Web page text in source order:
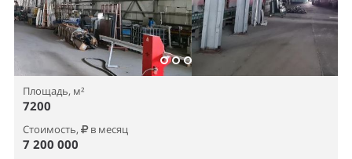
Площадь, м²
7200
Стоимость, в месяц
7 200 000